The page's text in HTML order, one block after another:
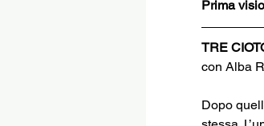
Prima
TRE
con Alba
Dopo